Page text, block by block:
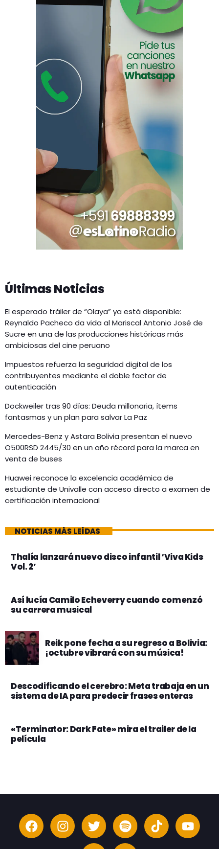
Últimas Noticias
El esperado tráiler de “Olaya” ya está disponible:
Reynaldo Pacheco da vida al Mariscal Antonio José de
Sucre en una de las producciones históricas más
ambiciosas del cine peruano
Impuestos refuerza la seguridad digital de los
contribuyentes mediante el doble factor de
autenticación
Dockweiler tras 90 días: Deuda millonaria, ítems
fantasmas y un plan para salvar La Paz
Mercedes-Benz y Astara Bolivia presentan el nuevo
O500RSD 2445/30 en un año récord para la marca en
venta de buses
Huawei reconoce la excelencia académica de
estudiante de Univalle con acceso directo a examen de
certificación internacional
NOTICIAS MÁS LEÍDAS
Thalía lanzará nuevo disco infantil ‘Viva Kids
Vol. 2’
Así lucía Camilo Echeverry cuando comenzó
su carrera musical
Reik pone fecha a su regreso a Bolivia:
¡octubre vibrará con su música!
Descodificando el cerebro: Meta trabaja en un
sistema de IA para predecir frases enteras
«Terminator: Dark Fate» mira el trailer de la
película